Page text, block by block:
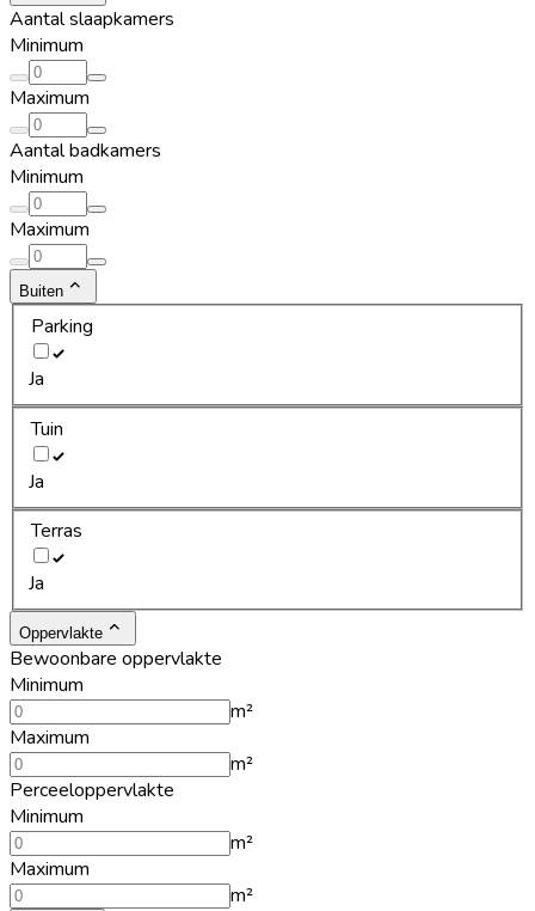
Aantal slaapkamers
Minimum
Maximum
Aantal badkamers
Minimum
Maximum
Buiten
Parking
Ja
Tuin
Ja
Terras
Ja
Oppervlakte
Bewoonbare oppervlakte
Minimum
m²
Maximum
m²
Perceeloppervlakte
Minimum
m²
Maximum
m²